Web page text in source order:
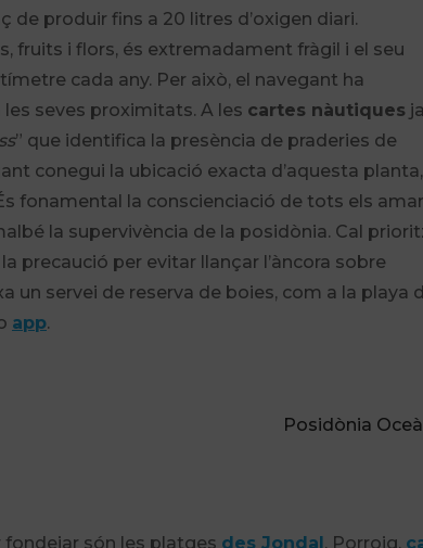
produir fins a 20 litres d’oxigen diari.
fruits i flors, és extremadament fràgil i el seu
cada any. Per això, el navegant ha
les seves proximitats. A les cartes nàutiques ja
” que identifica la presència de praderies de
conegui la ubicació exacta d’aquesta planta,
fonamental la conscienciació de tots els
la supervivència de la posidònia. Cal
precaució per evitar llançar l’àncora sobre
un servei de reserva de boies, com a la playa
app.
Posidònia
fondejar són les platges des Jondal, Porroig,